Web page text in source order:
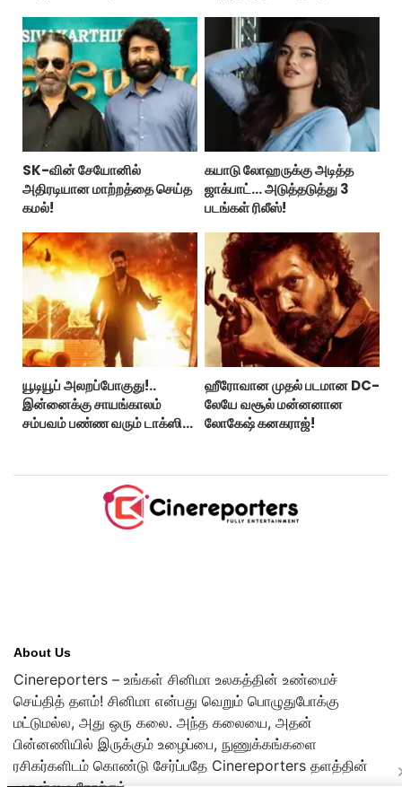
SK-வின் சேயோனில்
அதிரடியான மாற்றத்தை செய்த
கமல்!
கயாடு லோஹருக்கு அடித்த
ஜாக்பாட்... அடுத்தடுத்து 3
படங்கள் ரிலீஸ்!
யூடியூப் அலறப்போகுது!..
இன்னைக்கு சாயங்காலம்
சம்பவம் பண்ண வரும் டாக்ஸிக்
ஹீரோவான முதல் படமான DC-
லேயே வசூல் மன்னனான
லோகேஷ் கனகராஜ்!
About Us
Cinereporters – உங்கள் சினிமா உலகத்தின் உண்மைச்
செய்தித் தளம்! சினிமா என்பது வெறும் பொழுதுபோக்கு
மட்டுமல்ல, அது ஒரு கலை. அந்த கலையை, அதன்
பின்னணியில் இருக்கும் உழைப்பை, நுணுக்கங்களை
ரசிகர்களிடம் கொண்டு சேர்ப்பதே Cinereporters தளத்தின்